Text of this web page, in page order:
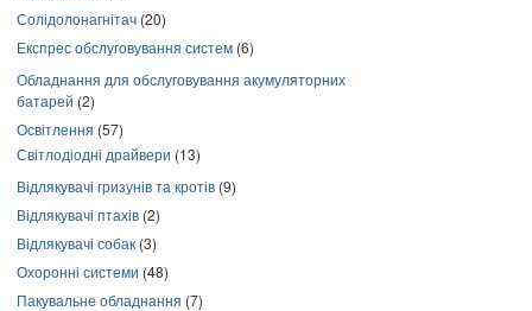
Солідолонагнітач (20)
Експрес обслуговування систем (6)
Обладнання для обслуговування акумуляторних
батарей (2)
Освітлення (57)
Світлодіодні драйвери (13)
Відлякувачі гризунів та кротів (9)
Відлякувачі птахів (2)
Відлякувачі собак (3)
Охоронні системи (48)
Пакувальне обладнання (7)